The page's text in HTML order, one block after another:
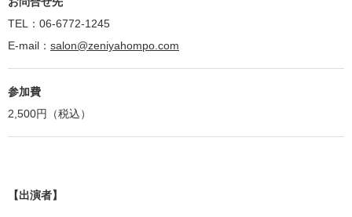
TEL：06-6772-1245
E-mail： salon@zeniyahompo.com
参加費
2,500円（税込）
【出演者】